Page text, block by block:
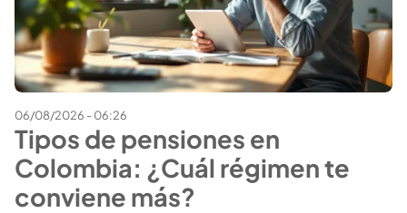
06/08/2026 - 06:26
Tipos de pensiones en
Colombia: ¿Cuál régimen te
conviene más?